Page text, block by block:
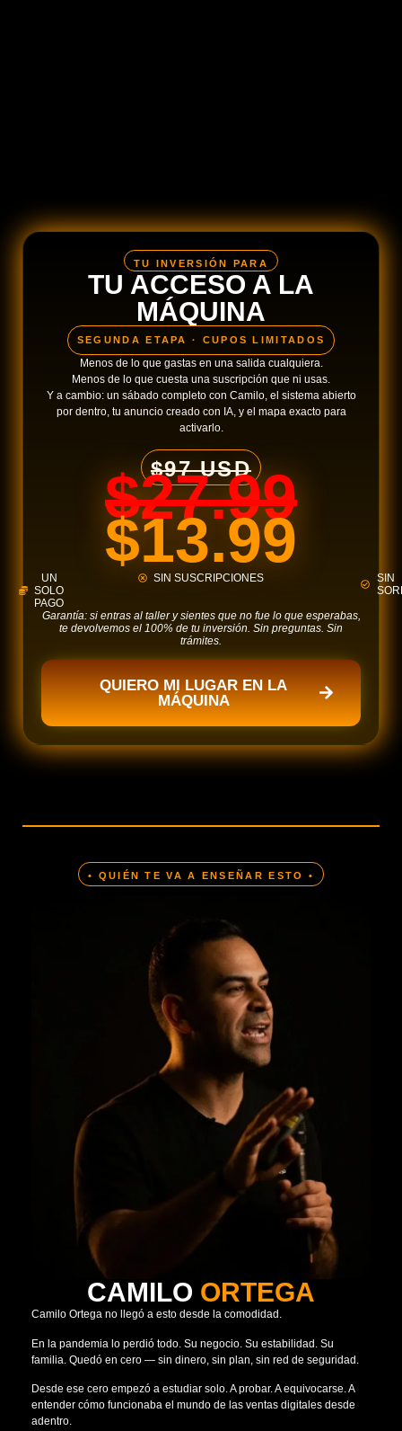
TU INVERSIÓN PARA
TU ACCESO A LA
MÁQUINA
SEGUNDA ETAPA · CUPOS LIMITADOS
Menos de lo que gastas en una salida cualquiera.
Menos de lo que cuesta una suscripción que ni usas.
Y a cambio: un sábado completo con Camilo, el sistema abierto
por dentro, tu anuncio creado con IA, y el mapa exacto para
activarlo.
$97 USD
$27.99
$13.99
UN
SOLO
PAGO
SIN SUSCRIPCIONES
SIN
Garantía: si entras al taller y sientes que no fue lo que esperabas,
te devolvemos el 100% de tu inversión. Sin preguntas. Sin
trámites.
QUIERO MI LUGAR EN LA
MÁQUINA
• QUIÉN TE VA A ENSEÑAR ESTO •
CAMILO ORTEGA
Camilo Ortega no llegó a esto desde la comodidad.
En la pandemia lo perdió todo. Su negocio. Su estabilidad. Su
familia. Quedó en cero — sin dinero, sin plan, sin red de seguridad.
Desde ese cero empezó a estudiar solo. A probar. A equivocarse. A
entender cómo funcionaba el mundo de las ventas digitales desde
adentro.